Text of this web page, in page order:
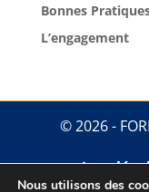
Bonnes
L’engagement
© 2026 -
mentions
Nous utilisons des